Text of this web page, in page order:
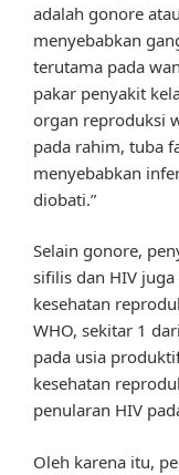
adalah gonore
menyebabkan
terutama pada
pakar penyakit
organ reproduksi
pada rahim, tuba
menyebabkan
diobati.”
Selain gonore,
sifilis dan HIV
kesehatan
WHO, sekitar 1
pada usia
kesehatan
penularan HIV
Oleh karena itu,